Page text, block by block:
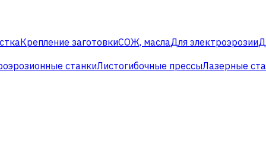
Крепление заготовкиСОЖ, маслаДля электроэрозии
станкиЛистогибочные прессыЛазерные